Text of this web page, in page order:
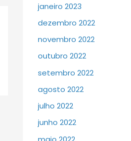
janeiro 2023
dezembro 2022
novembro 2022
outubro 2022
setembro 2022
agosto 2022
julho 2022
junho 2022